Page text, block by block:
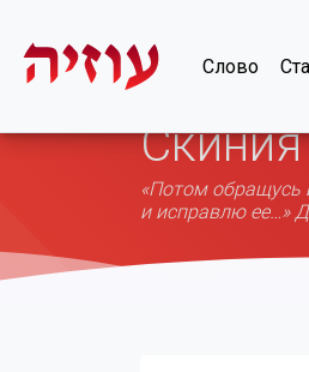
Слово
«Потом обращусь
и исправлю ее…»